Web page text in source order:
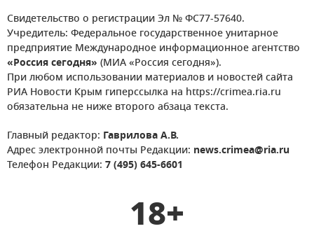
Свидетельство о регистрации Эл № ФС77-57640.
Учредитель: Федеральное государственное унитарное
предприятие Международное информационное агентство
«Россия сегодня» (МИА «Россия сегодня»).
При любом использовании материалов и новостей сайта
РИА Новости Крым гиперссылка на https://crimea.ria.ru
обязательна не ниже второго абзаца текста.
Главный редактор: Гаврилова А.В.
Адрес электронной почты Редакции: news.crimea@ria.ru
Телефон Редакции: 7 (495) 645-6601
18+